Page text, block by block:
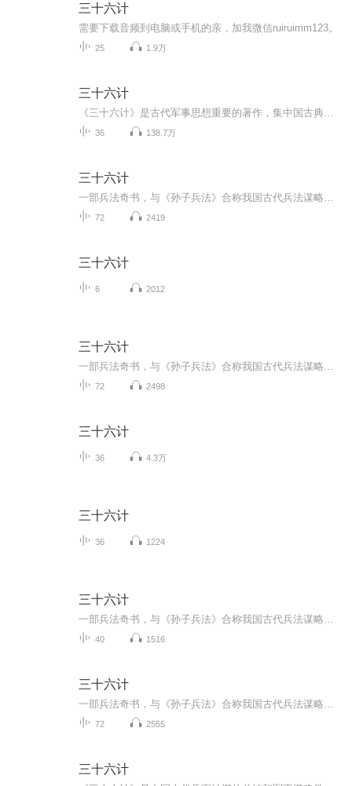
三十六计
需要下载音频到电脑或手机的亲，加我微信ruiruimm123。
25 1.9万
三十六计
36 138.7万
三十六计
72 2419
三十六计
6 2012
三十六计
72 2498
三十六计
36 4.3万
三十六计
36 1224
三十六计
40 1516
三十六计
72 2555
三十六计